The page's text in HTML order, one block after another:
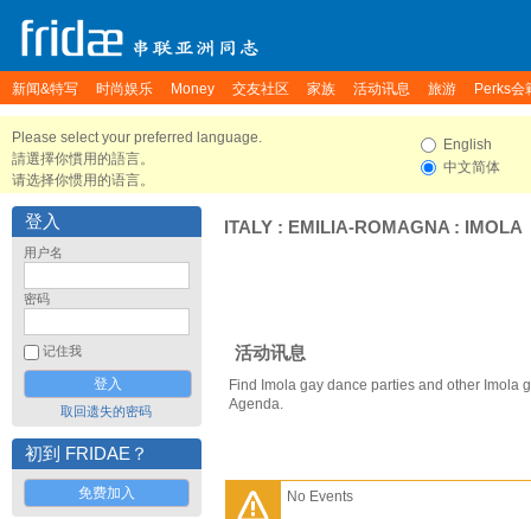
新闻&特写 时尚娱乐 Money 交友社区 家族 活动讯息 旅游 Perks会
Please select your preferred language.
請選擇你慣用的語言。
请选择你惯用的语言。
English
中文简体
登入
用户名
密码
记住我
取回遗失的密码
初到 FRIDAE？
免费加入
ITALY : EMILIA-ROMAGNA : IMOLA
活动讯息
Find Imola gay dance parties and other Imola
Agenda.
No Events